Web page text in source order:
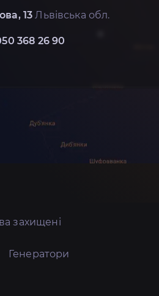
13 Львівська обл.
368 26 90
захищені
Генератори